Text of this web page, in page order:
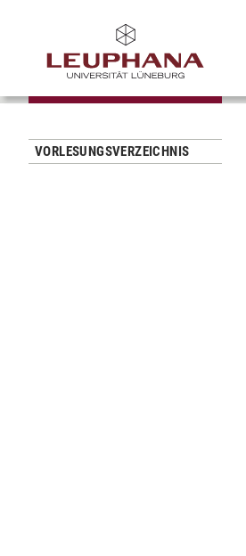
VORLESUNGSVERZEICHNIS